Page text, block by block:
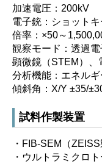
加速電圧：200kV
電子銃：ショット
倍率：×50～
観察モード：透過
顕微鏡（STEM）、
分析機能：エネルギ
傾斜角：X/Y ±35/
試料作製装置
・FIB-SEM（
・ウルトラミクロ